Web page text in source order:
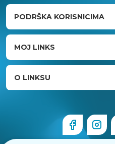
PODRŠKA KORISNICIMA
MOJ LINKS
O LINKSU